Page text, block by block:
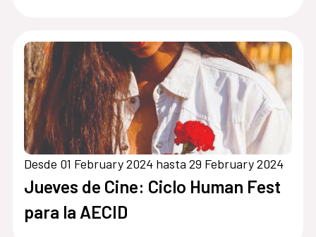
Desde 01 February 2024 hasta 29 February 2024
Jueves de Cine: Ciclo Human Fest
para la AECID